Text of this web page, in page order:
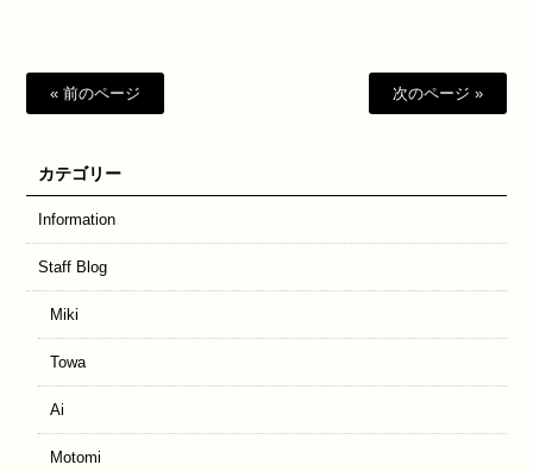
« 前のページ 次のページ »
カテゴリー
Information
Staff Blog
Miki
Towa
Ai
Motomi